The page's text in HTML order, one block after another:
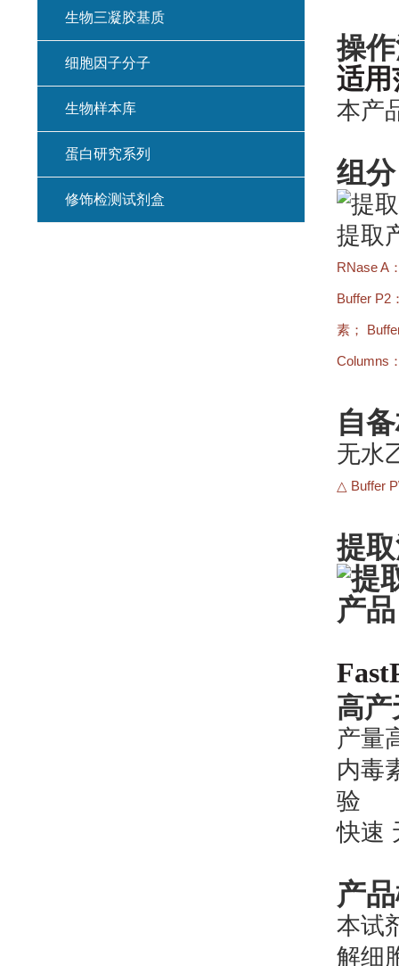
操
适用
本产
组分
RNase A
Buffer P2
素；
Columns
自
无水
△ Buffer
提
高
产量
内毒
验
快速
产
本试
解细
生物三凝胶基质
细胞因子分子
生物样本库
蛋白研究系列
修饰检测试剂盒